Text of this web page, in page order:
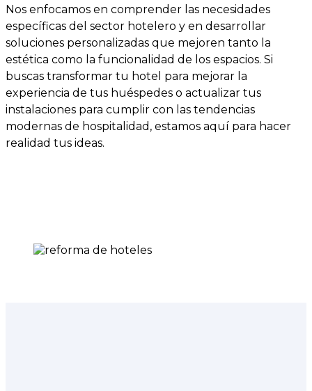
Nos enfocamos en comprender las necesidades
específicas del sector hotelero y en desarrollar
soluciones personalizadas que mejoren tanto la
estética como la funcionalidad de los espacios. Si
buscas transformar tu hotel para mejorar la
experiencia de tus huéspedes o actualizar tus
instalaciones para cumplir con las tendencias
modernas de hospitalidad, estamos aquí para hacer
realidad tus ideas.